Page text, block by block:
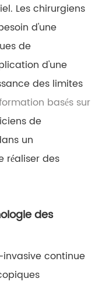
Les chirurgiens
d'une
de
d'une
des limites
basés sur
de
un
réaliser des
des
continue